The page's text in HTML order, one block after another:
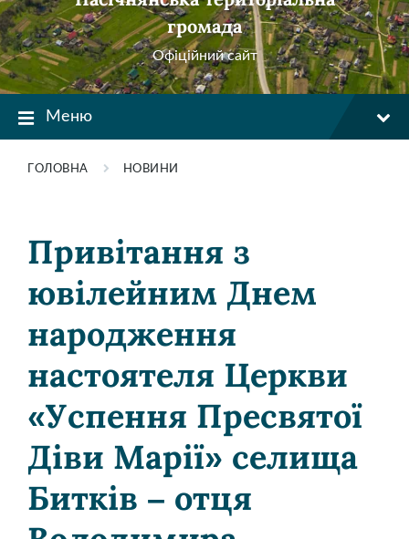
громада
Офіційний сайт
Меню
ГОЛОВНА НОВИНИ
Привітання з
ювілейним Днем
народження
настоятеля Церкви
«Успення Пресвятої
Діви Марії» селища
Битків – отця